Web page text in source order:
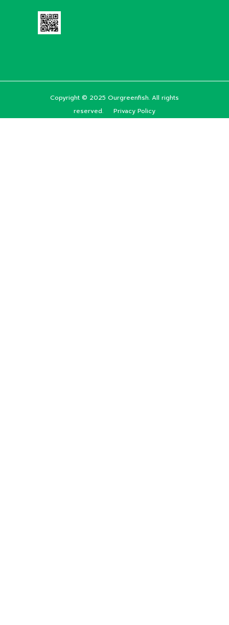
Copyright © 2025 Ourgreenfish. All rights
reserved. Privacy Policy